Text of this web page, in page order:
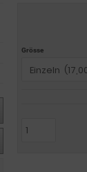
Grösse